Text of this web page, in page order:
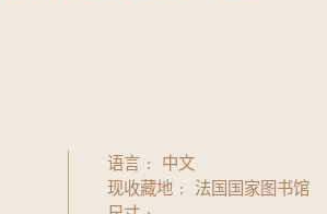
语言
中文
现收藏地
法国国家图书馆